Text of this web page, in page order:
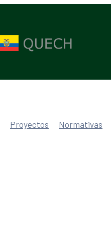
Proyectos Normativas